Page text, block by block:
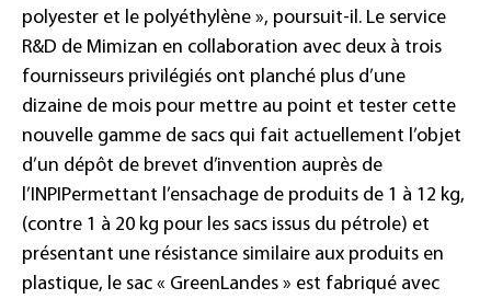
polyester et le polyéthylène », poursuit-il. Le service
R&D de Mimizan en collaboration avec deux à trois
fournisseurs privilégiés ont planché plus d’une
dizaine de mois pour mettre au point et tester cette
nouvelle gamme de sacs qui fait actuellement l’objet
d’un dépôt de brevet d’invention auprès de
l’INPIPermettant l’ensachage de produits de 1 à 12 kg,
(contre 1 à 20 kg pour les sacs issus du pétrole) et
présentant une résistance similaire aux produits en
plastique, le sac « GreenLandes » est fabriqué avec